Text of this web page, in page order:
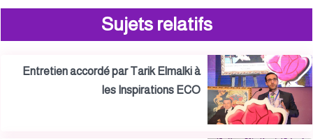
Sujets relatifs
Entretien accordé par Tarik Elmalki à
les Inspirations ECO